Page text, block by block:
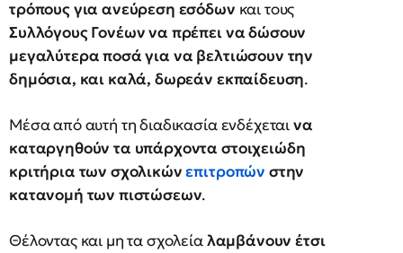
τρόπους για ανεύρεση εσόδων και τους
Συλλόγους Γονέων να πρέπει να δώσουν
μεγαλύτερα ποσά για να βελτιώσουν την
δημόσια, και καλά, δωρεάν εκπαίδευση.
Μέσα από αυτή τη διαδικασία ενδέχεταινα
καταργηθούν τα υπάρχοντα στοιχειώδη
κριτήρια των σχολικώνεπιτροπών στην
κατανομή των πιστώσεων.
Θέλοντας και μη τα σχολείαλαμβάνουν έτσι